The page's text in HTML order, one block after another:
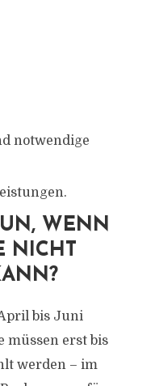
notwendige
WENN
NICHT
bis Juni
müssen erst bis
werden – im